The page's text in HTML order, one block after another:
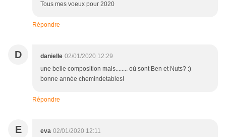
Tous mes voeux pour 2020
Répondre
D danielle 02/01/2020 12:29
une belle composition mais........ où sont Ben et Nuts? :)
bonne année chemindetables!
Répondre
E eva 02/01/2020 12:11